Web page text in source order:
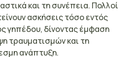
και τη συνέπεια. Πολλοί
ασκήσεις τόσο εντός
γηπέδου, δίνοντας έμφαση
τραυματισμών και τη
ανάπτυξη.